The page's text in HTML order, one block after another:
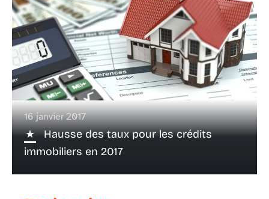
16 janvier 2017
Hausse des taux pour les crédits
immobiliers en 2017